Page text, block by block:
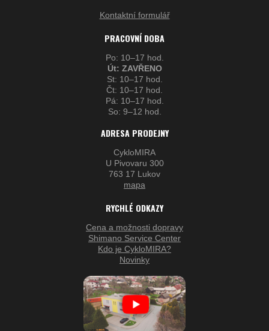
Kontaktní formulář
PRACOVNÍ DOBA
Po: 10–17 hod.
Út: ZAVŘENO
St: 10–17 hod.
Čt: 10–17 hod.
Pá: 10–17 hod.
So: 9–12 hod.
ADRESA PRODEJNY
CykloMIRA
U Pivovaru 300
763 17 Lukov
mapa
RYCHLÉ ODKAZY
Cena a možnosti dopravy
Shimano Service Center
Kdo je CykloMIRA?
Novinky